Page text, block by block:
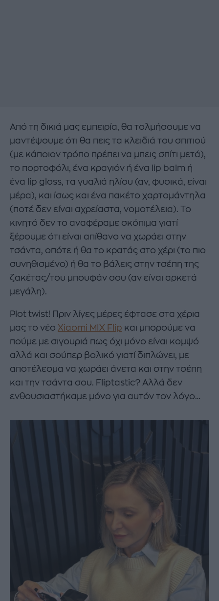
Από τη δικιά μας εμπειρία, θα τολμήσουμε να
μαντέψουμε ότι θα πεις τα κλειδιά του σπιτιού
(με κάποιον τρόπο πρέπει να μπεις σπίτι μετά),
το πορτοφόλι, ένα κραγιόν ή ένα lip balm ή
ένα lip gloss, τα γυαλιά ηλίου (αν, φυσικά, είναι
μέρα), και ίσως και ένα πακέτο χαρτομάντηλα
(ποτέ δεν είναι αχρείαστα, νομοτέλεια). Το
κινητό δεν το αναφέραμε σκόπιμα γιατί
ξέρουμε ότι είναι απίθανο να χωράει στην
τσάντα, οπότε ή θα το κρατάς στο χέρι (το πιο
συνηθισμένο) ή θα το βάλεις στην τσέπη της
ζακέτας/του μπουφάν σου (αν είναι αρκετά
μεγάλη).
Plot twist! Πριν λίγες μέρες έφτασε στα χέρια
μας το νέο Xiaomi MIX Flip και μπορούμε να
πούμε με σιγουριά πως όχι μόνο είναι κομψό
αλλά και σούπερ βολικό γιατί διπλώνει, με
αποτέλεσμα να χωράει άνετα και στην τσέπη
και την τσάντα σου. Fliptastic? Αλλά δεν
ενθουσιαστήκαμε μόνο για αυτόν τον λόγο…